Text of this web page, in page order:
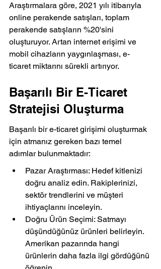
Araştırmalara göre, 2021 yılı itibarıyla
online perakende satışları, toplam
perakende satışların %20'sini
oluşturuyor. Artan internet erişimi ve
mobil cihazların yaygınlaşması, e-
ticaret miktarını sürekli artırıyor.
Başarılı Bir E-Ticaret
Stratejisi Oluşturma
Başarılı bir e-ticaret girişimi oluşturmak
için atmanız gereken bazı temel
adımlar bulunmaktadır:
Pazar Araştırması: Hedef kitlenizi
doğru analiz edin. Rakiplerinizi,
sektör trendlerini ve müşteri
ihtiyaçlarını inceleyin.
Doğru Ürün Seçimi: Satmayı
düşündüğünüz ürünleri belirleyin.
Amerikan pazarında hangi
ürünlerin daha fazla ilgi gördüğünü